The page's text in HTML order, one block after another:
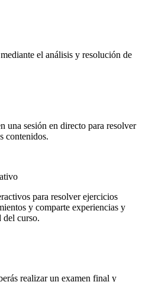
el análisis y resolución de
una sesión en directo para resolver
contenidos.
para resolver ejercicios
y comparte experiencias y
del curso.
realizar un examen final y